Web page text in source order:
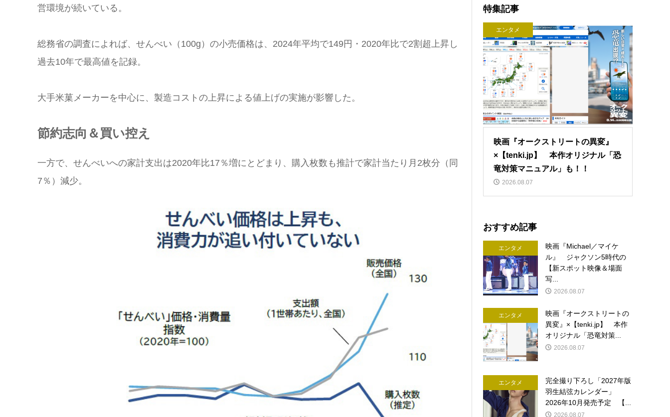
営環境が続いている。
総務省の調査によれば、せんべい（100g）の小売価格は、2024年平均で149円・2020年比で2割超上昇し
過去10年で最高値を記録。
大手米菓メーカーを中心に、製造コストの上昇による値上げの実施が影響した。
節約志向＆買い控え
一方で、せんべいへの家計支出は2020年比17％増にとどまり、購入枚数も推計で家計当たり月2枚分（同
7％）減少。
特集記事
エンタメ
映画『オークストリートの異変』
×【tenki.jp】 本作オリジナル「恐
竜対策マニュアル」も！！
2026.08.07
おすすめ記事
エンタメ
映画『Michael／マイケ
ル』 ジャクソン5時代の
【新スポット映像＆場面
写...
2026.08.07
エンタメ
映画『オークストリートの
異変』×【tenki.jp】 本作
オリジナル「恐竜対策...
2026.08.07
エンタメ
完全撮り下ろし「2027年版
羽生結弦カレンダー」
2026年10月発売予定 【...
2026.08.07